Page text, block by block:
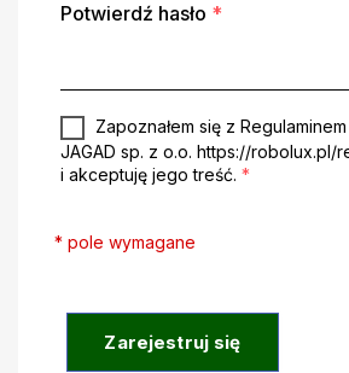
Potwierdź hasło *
Zapoznałem się z
JAGAD sp. z o.o. https://robolux.pl/
i akceptuję jego treść. *
* pole wymagane
Zarejestruj się